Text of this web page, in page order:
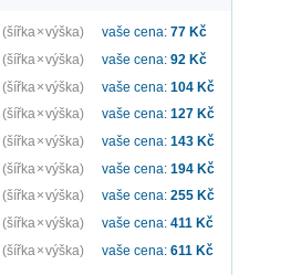
(šířka × výška) vaše cena: 77 Kč
(šířka × výška) vaše cena: 92 Kč
(šířka × výška) vaše cena: 104 Kč
(šířka × výška) vaše cena: 127 Kč
(šířka × výška) vaše cena: 143 Kč
(šířka × výška) vaše cena: 194 Kč
(šířka × výška) vaše cena: 255 Kč
(šířka × výška) vaše cena: 411 Kč
(šířka × výška) vaše cena: 611 Kč